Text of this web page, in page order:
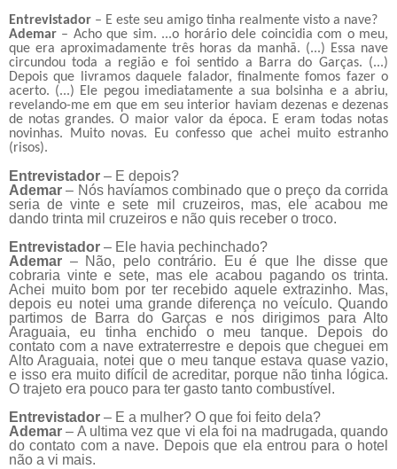
Entrevistador – E este seu amigo tinha realmente visto a nave?
Ademar – Acho que sim. ...o horário dele coincidia com o meu,
que era aproximadamente três horas da manhã. (...) Essa nave
circundou toda a região e foi sentido a Barra do Garças. (...)
Depois que livramos daquele falador, finalmente fomos fazer o
acerto. (...) Ele pegou imediatamente a sua bolsinha e a abriu,
revelando-me em que em seu interior haviam dezenas e dezenas
de notas grandes. O maior valor da época. E eram todas notas
novinhas. Muito novas. Eu confesso que achei muito estranho
(risos).
Entrevistador – E depois?
Ademar – Nós havíamos combinado que o preço da corrida
seria de vinte e sete mil cruzeiros, mas, ele acabou me
dando trinta mil cruzeiros e não quis receber o troco.
Entrevistador – Ele havia pechinchado?
Ademar – Não, pelo contrário. Eu é que lhe disse que
cobraria vinte e sete, mas ele acabou pagando os trinta.
Achei muito bom por ter recebido aquele extrazinho. Mas,
depois eu notei uma grande diferença no veículo. Quando
partimos de Barra do Garças e nos dirigimos para Alto
Araguaia, eu tinha enchido o meu tanque. Depois do
contato com a nave extraterrestre e depois que cheguei em
Alto Araguaia, notei que o meu tanque estava quase vazio,
e isso era muito difícil de acreditar, porque não tinha lógica.
O trajeto era pouco para ter gasto tanto combustível.
Entrevistador – E a mulher? O que foi feito dela?
Ademar – A ultima vez que vi ela foi na madrugada, quando
do contato com a nave. Depois que ela entrou para o hotel
não a vi mais.